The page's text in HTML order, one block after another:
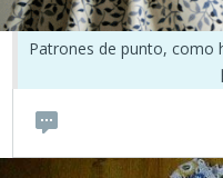
Patrones de punto, como